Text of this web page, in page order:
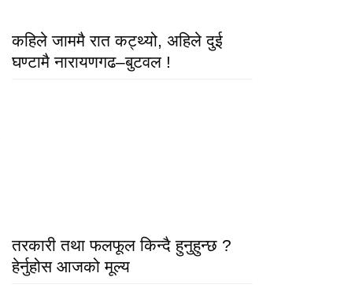
कहिले जाममै रात कट्थ्यो, अहिले दुई
घण्टामै नारायणगढ–बुटवल !
तरकारी तथा फलफूल किन्दै हुनुहुन्छ ?
हेर्नुहोस आजको मूल्य